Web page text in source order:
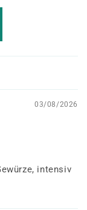
03/08/2026
intensiv